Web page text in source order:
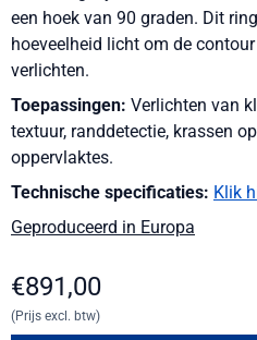
een hoek van 90 graden. Dit
hoeveelheid licht om de
verlichten.
Toepassingen: Verlichten van
textuur, randdetectie, krassen
oppervlaktes.
Technische specificaties: Klik
Geproduceerd in Europa
€891,00
(Prijs excl. btw)